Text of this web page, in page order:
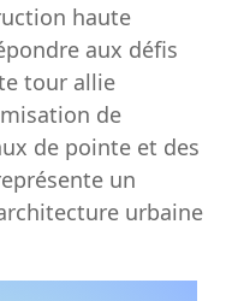
haute
aux défis
tour allie
de
de pointe et des
un
urbaine